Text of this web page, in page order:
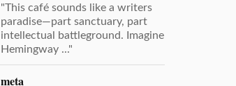
"This café sounds like a writers
paradise—part sanctuary, part
intellectual battleground. Imagine
Hemingway ..."
meta